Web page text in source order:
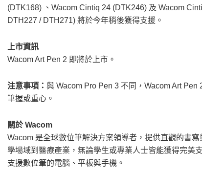
(DTK168) 、Wacom Cintiq 24 (DTK246) 及 Wacom
DTH227 / DTH271) 將於今年稍後獲得支援。
上市資訊
Wacom Art Pen 2 即將於上市。
注意事項： 與 Wacom Pro Pen 3 不同，Wacom Art
筆握或重心。
關於 Wacom
Wacom 是全球數位筆解決方案領導者，提供直觀的書
學場域到醫療產業，無論學生或專業人士皆能獲得完美
支援數位筆的電腦、平板與手機。